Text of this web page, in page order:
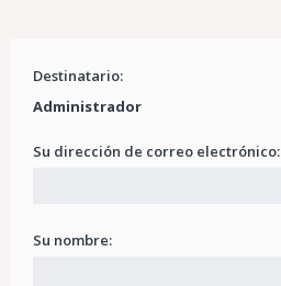
Destinatario:
Administrador
Su dirección de correo electrónico:
Su nombre: